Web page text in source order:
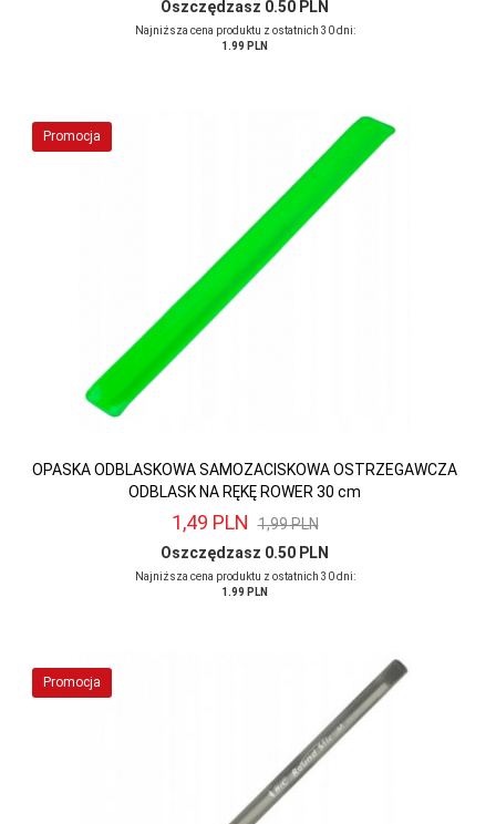
Oszczędzasz 0.50 PLN
Najniższa cena produktu z ostatnich 30 dni:
1.99 PLN
Promocja
OPASKA ODBLASKOWA SAMOZACISKOWA OSTRZEGAWCZA
ODBLASK NA RĘKĘ ROWER 30 cm
1,49 PLN 1,99 PLN
Oszczędzasz 0.50 PLN
Najniższa cena produktu z ostatnich 30 dni:
1.99 PLN
Promocja